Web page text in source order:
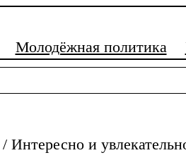
Молодёжная политика
/ Интересно и